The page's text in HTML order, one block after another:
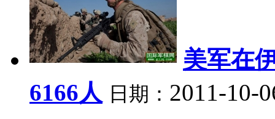
美军在
6166人 日期： 2011-10-